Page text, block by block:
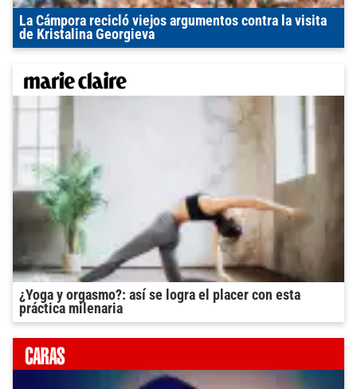
La Cámpora recicló viejos argumentos contra la visita
de Kristalina Georgieva
¿Yoga y orgasmo?: así se logra el placer con esta
práctica milenaria